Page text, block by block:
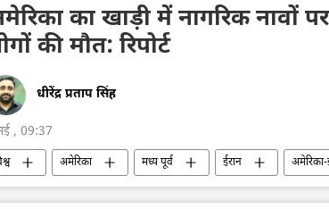
का खाड़ी में नागरिक नावों
की मौत: रिपोर्ट
धीरेंद्र प्रताप सिंह
, 09:37
अमेरिका मध्य पूर्व ईरान अमेरिका-